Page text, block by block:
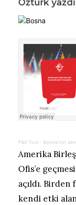
Öztürk
Fikir Turu · Bosna’nın
Amerika
Ofis’e
açıldı.
kendi etki